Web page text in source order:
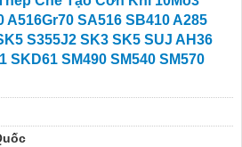
A516Gr70 SA516 SB410 A285
S355J2 SK3 SK5 SUJ AH36
SKD61 SM490 SM540 SM570